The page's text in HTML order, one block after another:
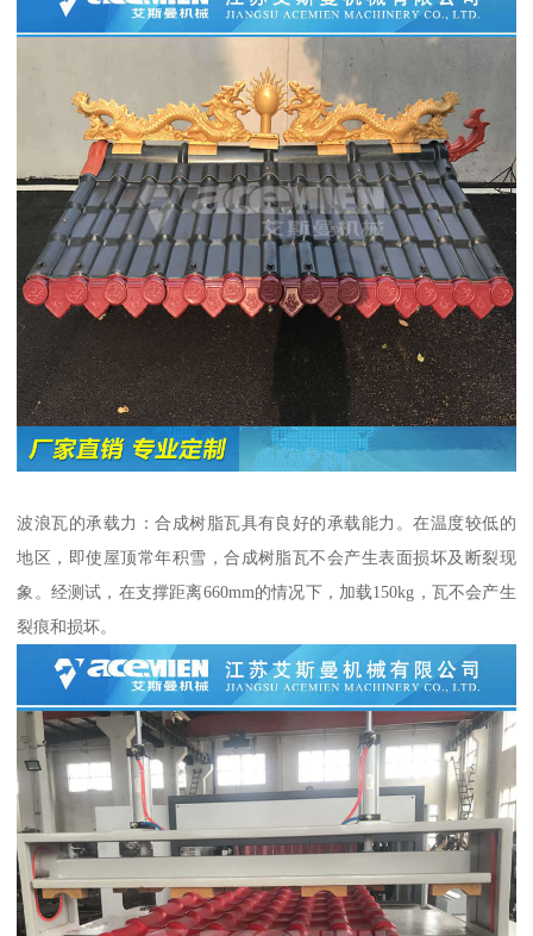
波浪瓦的承载力：合成树脂瓦具有良好的承载能力。在温度较低的
地区，即使屋顶常年积雪，合成树脂瓦不会产生表面损坏及断裂现
象。经测试，在支撑距离660mm的情况下，加载150kg，瓦不会产生
裂痕和损坏。